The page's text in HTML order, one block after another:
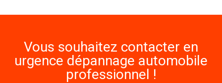
Vous souhaitez contacter en
urgence dépannage automobile
professionnel !